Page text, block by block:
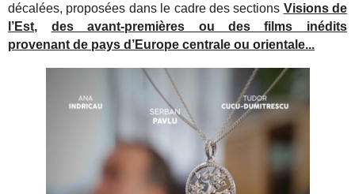
décalées, proposées dans le cadre des sections Visions de
l’Est,
des avant-premières ou des films inédits
provenant de pays d’Europe centrale ou orientale...